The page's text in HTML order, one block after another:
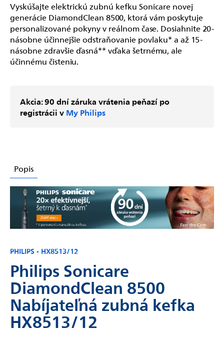
Vyskúšajte elektrickú zubnú kefku Sonicare novej
generácie DiamondClean 8500, ktorá vám poskytuje
personalizované pokyny v reálnom čase. Dosiahnite 20-
násobne účinnejšie odstraňovanie povlaku* a až 15-
násobne zdravšie ďasná** vďaka šetrnému, ale
účinnému čisteniu.
Akcia: 90 dní záruka vrátenia peňazí po
registrácii v My Philips
Popis
PHILIPS - HX8513/12
Philips Sonicare
DiamondClean 8500
Nabíjateľná zubná kefka
HX8513/12